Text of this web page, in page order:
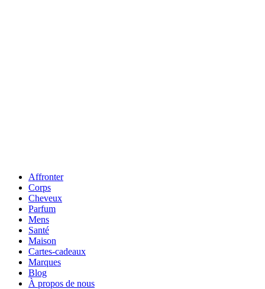
Affronter
Corps
Cheveux
Parfum
Mens
Santé
Maison
Cartes-cadeaux
Marques
Blog
À propos de nous